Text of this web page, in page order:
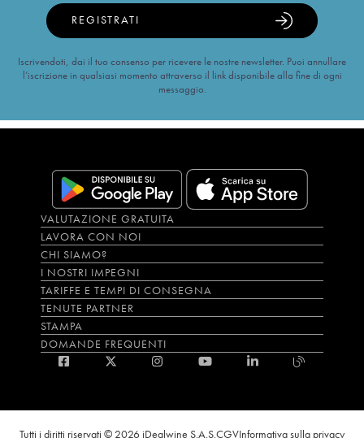
REGISTRATI
Iscrivendoti, dai il tuo consenso per ricevere le nostre newsletter. Puoi annullare
l’iscrizione in qualsiasi momento attraverso il link disponibile alla fine di ogni
messaggio.
VALUTAZIONE GRATUITA
LAVORA CON NOI
CHI SIAMO?
I NOSTRI IMPEGNI
TARIFFE E TEMPI DI CONSEGNA
TENUTE PARTNER
STAMPA
DOMANDE FREQUENTI
Tutti i diritti riservati © 2026 iDealwine S.A.S.CGVInformativa sulla privacy